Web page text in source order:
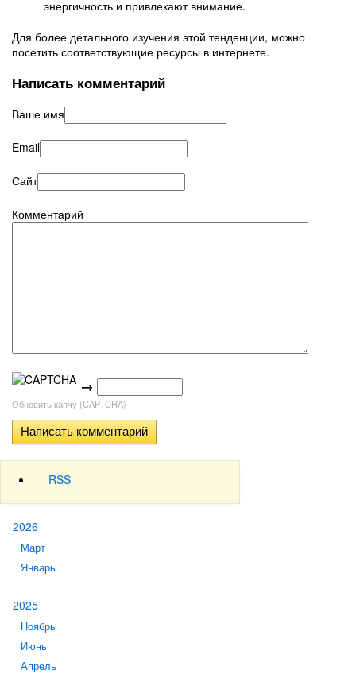
энергичность и привлекают внимание.
Для более детального изучения этой тенденции, можно
посетить соответствующие ресурсы в интернете.
Написать комментарий
Ваше имя
Email
Сайт
Комментарий
→
Обновить капчу (CAPTCHA)
RSS
2026
Март
Январь
2025
Ноябрь
Июнь
Апрель